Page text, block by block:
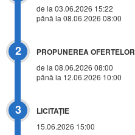
de la 03.06.2026 15:22
până la 08.06.2026 08:00
2 PROPUNEREA OFERTELOR
de la 08.06.2026 08:00
până la 12.06.2026 10:00
3 LICITAŢIE
15.06.2026 15:00